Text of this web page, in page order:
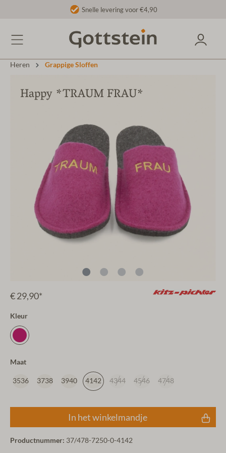
Snelle levering voor €4,90
Heren Grappige Sloffen
Happy *TRAUM FRAU*
€ 29,90*
Kleur
Maat
3536 3738 3940 4142 4344 4546 4748
In het winkelmandje
Productnummer: 37/478-7250-0-4142